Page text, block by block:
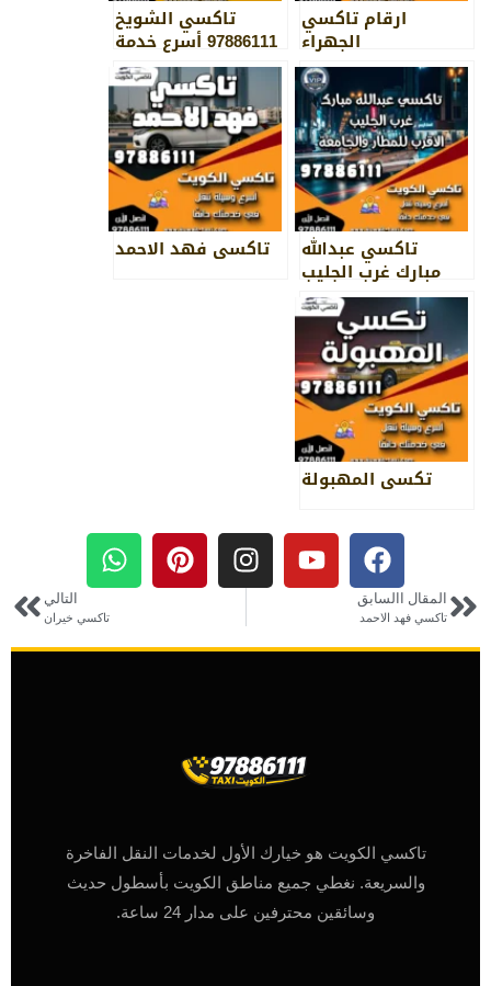
ارقام تاكسي
الجهراء
تاكسي الشويخ
97886111 أسرع خدمة
تاكسي في منطقة
الشويخ
تاكسي عبدالله
مبارك غرب الجليب
الأقرب للمطار
والجامعة
تاكسي فهد الاحمد
تكسي المهبولة
المقال االسابق
تاكسي فهد الاحمد
التالي
تاكسي خيران
تاكسي الكويت هو خيارك الأول لخدمات النقل الفاخرة
والسريعة. نغطي جميع مناطق الكويت بأسطول حديث
وسائقين محترفين على مدار 24 ساعة.